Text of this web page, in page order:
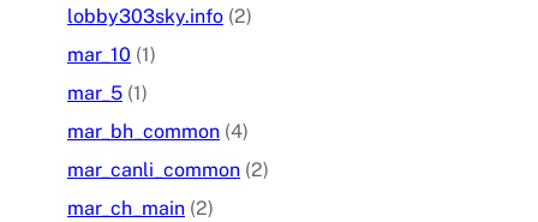
lobby303sky.info (2)
mar_10 (1)
mar_5 (1)
mar_bh_common (4)
mar_canli_common (2)
mar_ch_main (2)